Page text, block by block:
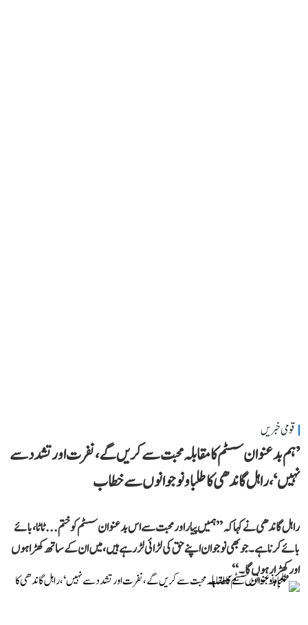
قومی خبریں
’ہم بدعنوان سسٹم کا مقابلہ محبت سے کریں گے، نفرت اور تشدد سے
نہیں‘، راہل گاندھی کا طلبا و نوجوانوں سے خطاب
راہل گاندھی نے کہا کہ ’’ہمیں پیار اور محبت سے اس بدعنوان سسٹم کو ختم... ٹاٹا، بائے
بائے کرنا ہے۔ جو بھی نوجوان اپنے حق کی لڑائی لڑ رہے ہیں، میں ان کے ساتھ کھڑا ہوں
اور کھڑا رہوں گا۔‘‘